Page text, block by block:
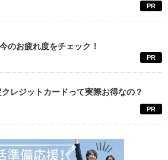
PR
のお疲れ度をチェック！
PR
レジットカードって実際お得なの？
PR